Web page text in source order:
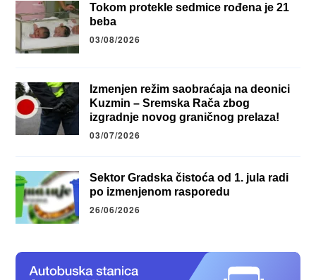
Tokom protekle sedmice rođena je 21
beba
03/08/2026
Izmenjen režim saobraćaja na deonici
Kuzmin – Sremska Rača zbog
izgradnje novog graničnog prelaza!
03/07/2026
Sektor Gradska čistoća od 1. jula radi
po izmenjenom rasporedu
26/06/2026